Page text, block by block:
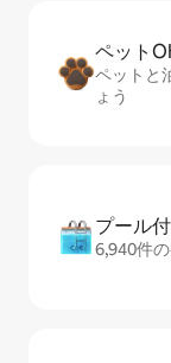
ペット
ペットと
ょう
プール
6,940件